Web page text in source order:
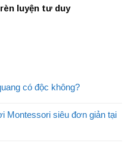
rèn luyện tư duy
có độc không?
Montessori siêu đơn giản tại